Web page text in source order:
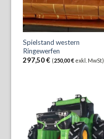
Spielstand western
Ringewerfen
297,50€ (250,00€ exkl. MwSt)